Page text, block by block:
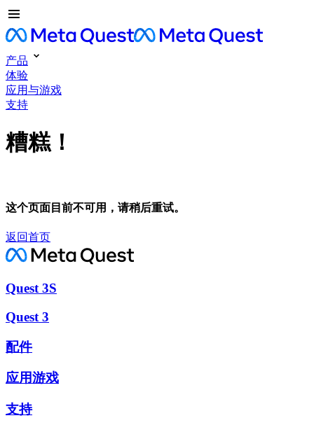
产品
体验
应用与游戏
支持
糟糕！
这个页面目前不可用，请稍后重试。
返回首页
Quest 3S
Quest 3
配件
应用游戏
支持